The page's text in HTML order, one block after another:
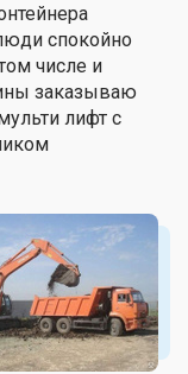
спокойно
числе и
заказываю
лифт с